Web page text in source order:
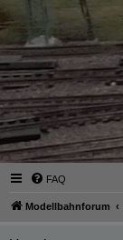
FAQ
Modellbahnforum